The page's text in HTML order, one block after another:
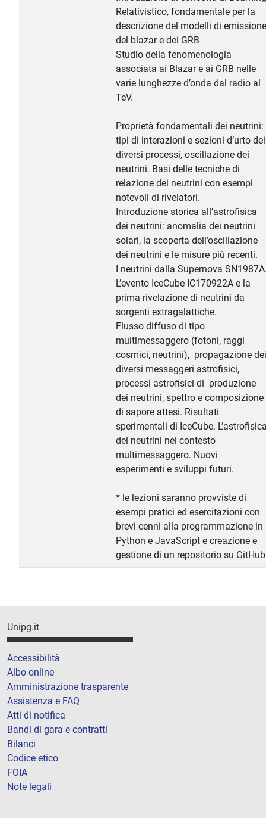
Relativistico, fondamentale per la
descrizione del modelli di emissione
del blazar e dei GRB
Studio della fenomenologia
associata ai Blazar e ai GRB nelle
varie lunghezze d’onda dal radio al
TeV.
Proprietà fondamentali dei neutrini:
tipi di interazioni e sezioni d’urto dei
diversi processi, oscillazione dei
neutrini. Basi delle tecniche di
relazione dei neutrini con esempi
notevoli di rivelatori.
Introduzione storica all’astrofisica
dei neutrini: anomalia dei neutrini
solari, la scoperta dell’oscillazione
dei neutrini e le misure più recenti.
I neutrini dalla Supernova
L’evento IceCube IC170922A e la
prima rivelazione di neutrini da
sorgenti extragalattiche.
Flusso diffuso di tipo
multimessaggero (fotoni, raggi
cosmici, neutrini), propagazione dei
diversi messaggeri astrofisici,
processi astrofisici di produzione
dei neutrini, spettro e composizione
di sapore attesi. Risultati
sperimentali di IceCube.
dei neutrini nel contesto
multimessaggero. Nuovi
esperimenti e sviluppi futuri.
* le lezioni saranno provviste di
esempi pratici ed esercitazioni con
brevi cenni alla programmazione in
Python e JavaScript e creazione e
gestione di un repositorio su
Unipg.it
Accessibilità
Albo online
Amministrazione trasparente
Assistenza e FAQ
Atti di notifica
Bandi di gara e contratti
Bilanci
Codice etico
FOIA
Note legali